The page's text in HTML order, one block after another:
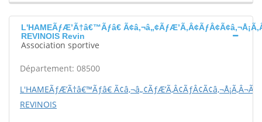
L'HAMEÃƒÆ’Ã†â€™Ãƒâ€
REVINOIS Revin
Association sportive
Département: 08500
L'HAMEÃƒÆ’Ã†â€™Ãƒâ€
REVINOIS